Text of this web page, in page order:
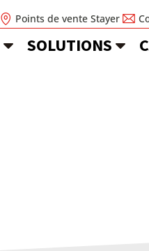
Points de vente Stayer
SOLUTIONS